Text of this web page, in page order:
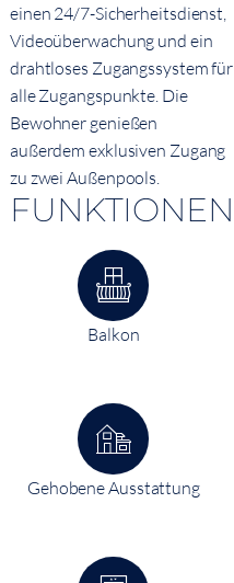
einen 24/7-Sicherheitsdienst,
Videoüberwachung und ein
drahtloses Zugangssystem für
alle Zugangspunkte. Die
Bewohner genießen
außerdem exklusiven Zugang
zu zwei Außenpools.
FUNKTIONEN
Balkon
Gehobene Ausstattung